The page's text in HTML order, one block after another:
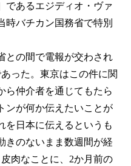
であるエジディオ・ヴァ
時バチカン国務省で特別
の間で電報が交わされ
った。東京はこの件に関
ら仲介者を通じてもたら
ンが何か伝えたいことが
を日本に伝えるというも
きのないまま数週間が経
肉なことに、2か月前の